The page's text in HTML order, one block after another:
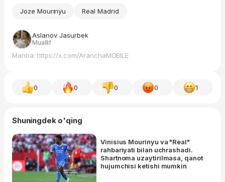
Joze Mourinyu Real Madrid
Aslanov Jasurbek
Muallif
Manba: https://x.com/AranchaMOBILE
0 0 0 0 1
Shuningdek o'qing
Vinisius Mourinyu va "Real"
rahbariyati bilan uchrashadi.
Shartnoma uzaytirilmasa, qanot
hujumchisi ketishi mumkin